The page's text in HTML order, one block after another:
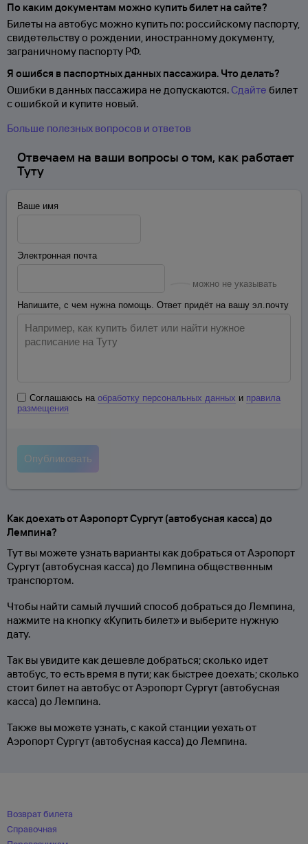
По каким документам можно купить билет на сайте?
Билеты на автобус можно купить по: российскому паспорту,
свидетельству о рождении, иностранному документу,
заграничному паспорту РФ.
Я ошибся в паспортных данных пассажира. Что делать?
Ошибки в данных пассажира не допускаются. Сдайте билет
с ошибкой и купите новый.
Больше полезных вопросов и ответов
Отвечаем на ваши вопросы о том, как работает
Туту
Ваше имя
Электронная почта
можно не указывать
Напишите, с чем нужна помощь. Ответ придёт на вашу эл.почту
Соглашаюсь на обработку персональных данных и правила
размещения
Как доехать от Аэропорт Сургут (автобусная касса) до
Лемпина?
Тут вы можете узнать варианты как добраться от Аэропорт
Сургут (автобусная касса) до Лемпина общественным
транспортом.
Чтобы найти самый лучший способ добраться до Лемпина,
нажмите на кнопку «Купить билет» и выберите нужную
дату.
Так вы увидите как дешевле добраться; сколько идет
автобус, то есть время в пути; как быстрее доехать; сколько
стоит билет на автобус от Аэропорт Сургут (автобусная
касса) до Лемпина.
Также вы можете узнать, с какой станции уехать от
Аэропорт Сургут (автобусная касса) до Лемпина.
Возврат билета
Справочная